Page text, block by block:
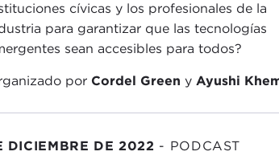
cívicas y los profesionales de la
para garantizar que las tecnologías
sean accesibles para todos?
por Cordel Green y Ayushi
DICIEMBRE DE 2022 - PODCAST